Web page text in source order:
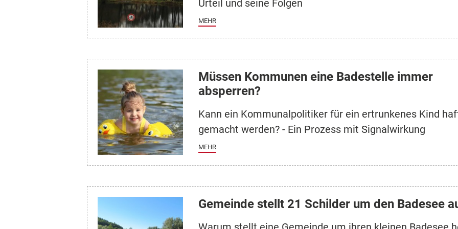
Urteil und seine Folgen
MEHR
Müssen Kommunen eine Badestelle immer
absperren?
Kann ein Kommunalpolitiker für ein ertrunkenes Kind
gemacht werden? - Ein Prozess mit Signalwirkung
MEHR
Gemeinde stellt 21 Schilder um den Badesee